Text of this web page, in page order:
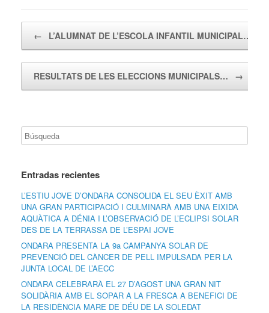
← L’ALUMNAT DE L’ESCOLA INFANTIL MUNICIPAL…
RESULTATS DE LES ELECCIONS MUNICIPALS… →
Entradas recientes
L’ESTIU JOVE D’ONDARA CONSOLIDA EL SEU ÈXIT AMB
UNA GRAN PARTICIPACIÓ I CULMINARÀ AMB UNA EIXIDA
AQUÀTICA A DÉNIA I L’OBSERVACIÓ DE L’ECLIPSI SOLAR
DES DE LA TERRASSA DE L’ESPAI JOVE
ONDARA PRESENTA LA 9a CAMPANYA SOLAR DE
PREVENCIÓ DEL CÀNCER DE PELL IMPULSADA PER LA
JUNTA LOCAL DE L’AECC
ONDARA CELEBRARÀ EL 27 D’AGOST UNA GRAN NIT
SOLIDÀRIA AMB EL SOPAR A LA FRESCA A BENEFICI DE
LA RESIDÈNCIA MARE DE DÉU DE LA SOLEDAT